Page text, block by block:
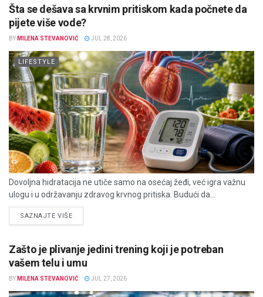
Šta se dešava sa krvnim pritiskom kada počnete da
pijete više vode?
BY MILENA STEVANOVIĆ JUL 28, 2026
LIFESTYLE
Dovoljna hidratacija ne utiče samo na osećaj žeđi, već igra važnu
ulogu i u održavanju zdravog krvnog pritiska. Budući da...
SAZNAJTE VIŠEDETAILS
Zašto je plivanje jedini trening koji je potreban
vašem telu i umu
BY MILENA STEVANOVIĆ JUL 27, 2026